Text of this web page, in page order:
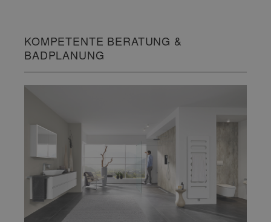
KOMPETENTE BERATUNG &
BADPLANUNG